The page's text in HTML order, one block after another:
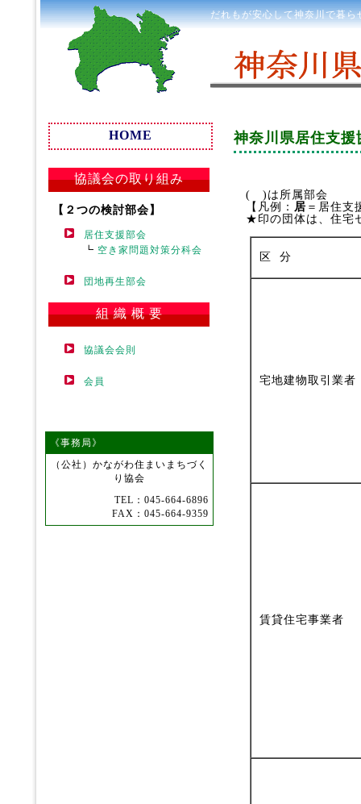
だれもが安心して神奈川で暮
神奈川県居住支
( )は所属部会
【凡例： 居 ＝居
★印の団体は、住宅
区 分
宅地建物取引業者
賃貸住宅事業者
HOME
協議会の取り組み
【２つの検討部会】
居住支援部会
┗ 空き家問題対策分科会
団地再生部会
組 織 概 要
協議会会則
会員
《事務局》
（公社）かながわ住まいまちづく
り協会
TEL：045-664-6896
FAX：045-664-9359